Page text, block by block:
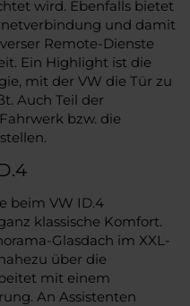
wird. Ebenfalls bietet
und damit
Remote-Dienste
Ein Highlight ist die
mit der VW die Tür zu
Auch Teil der
bzw. die
beim VW ID.4
klassische Komfort.
Glasdach im XXL-
über die
mit einem
An Assistenten